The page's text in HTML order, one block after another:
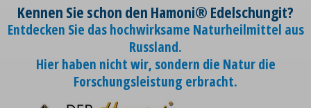
Kennen Sie schon den Hamoni® Edelschungit?
Entdecken Sie das hochwirksame Naturheilmittel aus
Russland.
Hier haben nicht wir, sondern die Natur die
Forschungsleistung erbracht.